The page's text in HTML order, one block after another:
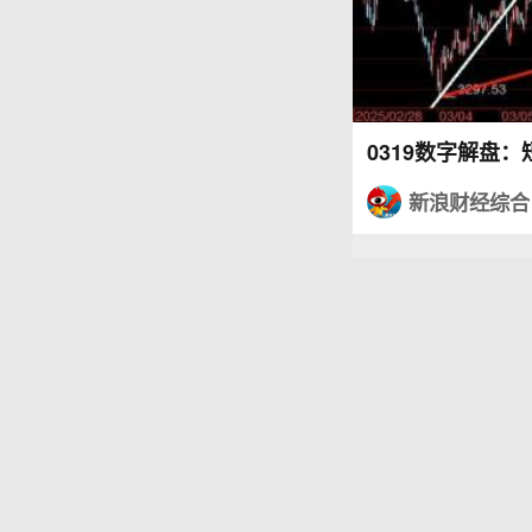
0319数字解盘：
新浪财经综合